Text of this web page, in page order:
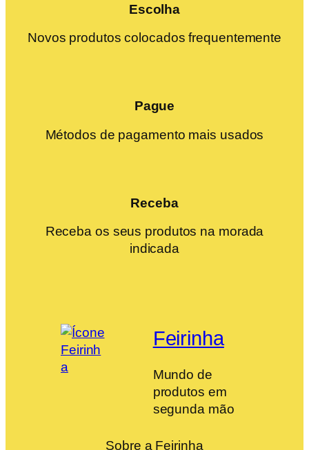
Escolha
Novos produtos colocados frequentemente
Pague
Métodos de pagamento mais usados
Receba
Receba os seus produtos na morada
indicada
Feirinha
Mundo de
produtos em
segunda mão
Sobre a Feirinha